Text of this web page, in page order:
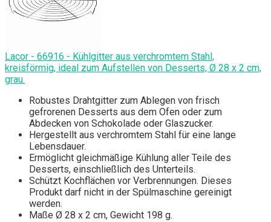
Lacor - 66916 - Kühlgitter aus verchromtem Stahl,
kreisförmig, ideal zum Aufstellen von Desserts, Ø 28 x 2 cm,
grau.
Robustes Drahtgitter zum Ablegen von frisch
gefrorenen Desserts aus dem Ofen oder zum
Abdecken von Schokolade oder Glaszucker.
Hergestellt aus verchromtem Stahl für eine lange
Lebensdauer.
Ermöglicht gleichmäßige Kühlung aller Teile des
Desserts, einschließlich des Unterteils.
Schützt Kochflächen vor Verbrennungen. Dieses
Produkt darf nicht in der Spülmaschine gereinigt
werden.
Maße Ø 28 x 2 cm, Gewicht 198 g.